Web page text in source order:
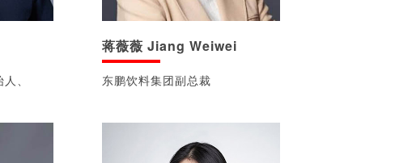
、
蒋薇薇 Jiang Weiwei
东鹏饮料集团副总裁